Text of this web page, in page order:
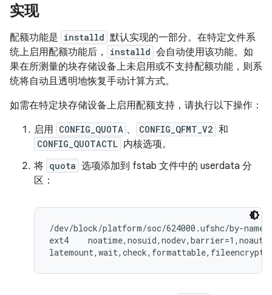
实现
配额功能是 installd 默认实现的一部分。在特定文件系
统上启用配额功能后，
installd 会自动使用该功能。如
果在所测量的块存储设备上未启用或不支持配额功能，则系
统将自动且透明地恢复手动计算方式。
如需在特定块存储设备上启用配额支持，请执行以下操作：
启用 CONFIG_QUOTA 、 CONFIG_QFMT_V2 和
CONFIG_QUOTACTL 内核选项。
将 quota 选项添加到 fstab 文件中的 userdata 分
区：
/dev/block/platform/soc/624000.ufshc/by-
ext4